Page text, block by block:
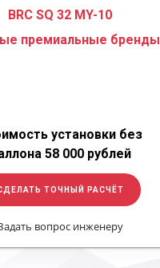
BRC SQ 32 MY-10
премиальные бренды
установки без
58 000 рублей
ТОЧНЫЙ РАСЧЁТ
вопрос инженеру